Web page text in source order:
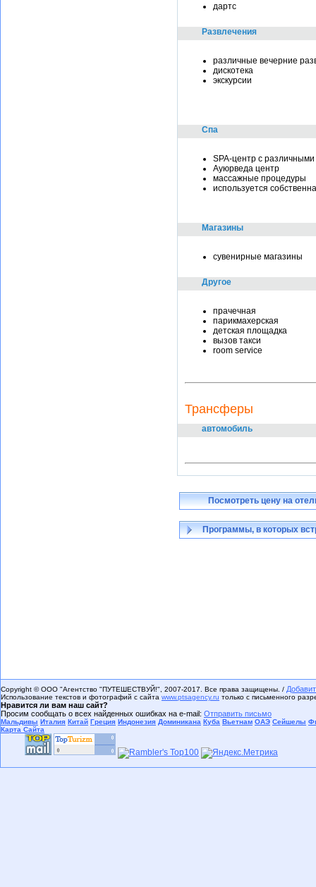
дартс
Развлечения
различные вечерние
дискотека
экскурсии
Спа
SPA-центр с
Ауюрведа центр
массажные процедуры
используется
Магазины
сувенирные магазины
Другое
прачечная
парикмахерская
детская площадка
вызов такси
room service
Трансферы
автомобиль
Посмотреть цену на
Программы, в которых
Copyright © ООО "Агентство "ПУТЕШЕСТВУЙ!", 2007-2017. Все права защищены. /
Использование текстов и фотографий с сайта www.ptsagency.ru только с письменного
Нравится ли вам наш сайт?
Просим сообщать о всех найденных ошибках на e-mail: Отправить письмо
Мальдивы Италия Китай Греция Индонезия Доминикана Куба Вьетнам ОАЭ Сейшелы
Карта Сайта